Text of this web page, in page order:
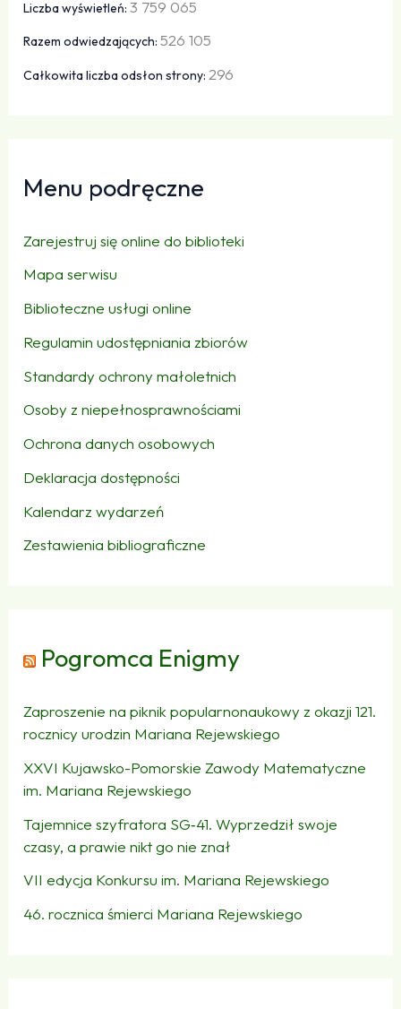
Liczba wyświetleń:3 759 065
Razem odwiedzających:526 105
Całkowita liczba odsłon strony:296
Menu podręczne
Zarejestruj się online do biblioteki
Mapa serwisu
Biblioteczne usługi online
Regulamin udostępniania zbiorów
Standardy ochrony małoletnich
Osoby z niepełnosprawnościami
Ochrona danych osobowych
Deklaracja dostępności
Kalendarz wydarzeń
Zestawienia bibliograficzne
Pogromca Enigmy
Zaproszenie na piknik popularnonaukowy z okazji 121.
rocznicy urodzin Mariana Rejewskiego
XXVI Kujawsko-Pomorskie Zawody Matematyczne
im. Mariana Rejewskiego
Tajemnice szyfratora SG‑41. Wyprzedził swoje
czasy, a prawie nikt go nie znał
VII edycja Konkursu im. Mariana Rejewskiego
46. rocznica śmierci Mariana Rejewskiego